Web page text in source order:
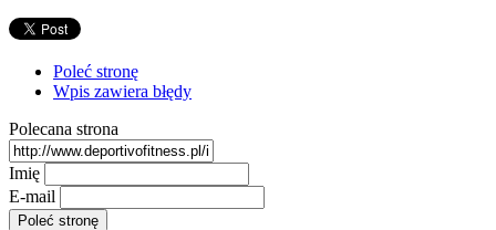
Poleć stronę
Wpis zawiera błędy
Polecana strona
Imię
E-mail